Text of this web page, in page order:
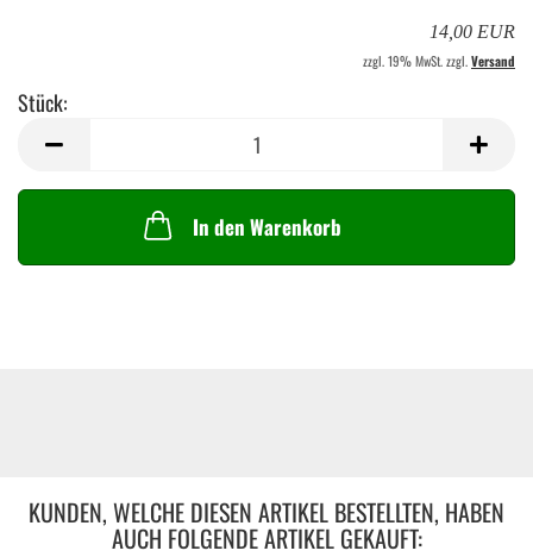
14,00 EUR
zzgl. 19% MwSt. zzgl.Versand
Stück:
In den Warenkorb
KUNDEN, WELCHE DIESEN ARTIKEL BESTELLTEN, HABEN
AUCH FOLGENDE ARTIKEL GEKAUFT: